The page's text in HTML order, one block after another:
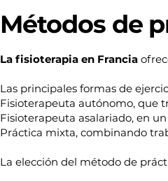
Métodos de
La fisioterapia en Francia
Las principales formas de
Fisioterapeuta autónomo, que
Fisioterapeuta asalariado, en
Práctica mixta, combinando
La elección del método de